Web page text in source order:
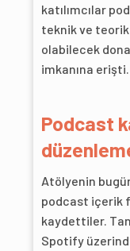
katılımcılar
teknik ve teorik
olabilecek
imkanına erişti.
Podcast
Atölyenin
podcast içerik
kaydettiler.
Spotify